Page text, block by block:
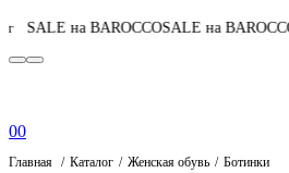
SALE на BAROCCOSALE на BAROCCO
00
Главная Каталог Женская обувь Ботинки